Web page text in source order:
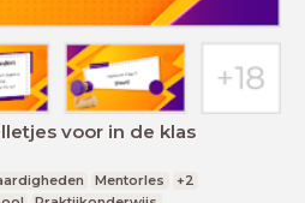
voor in de klas
Mentorles
+2